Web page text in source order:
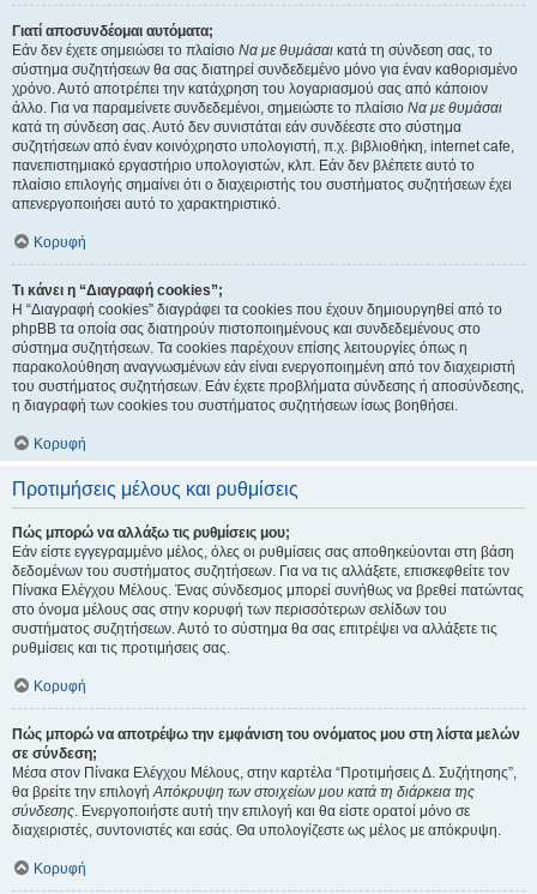
Γιατί αποσυνδέομαι αυτόματα;
Εάν δεν έχετε σημειώσει το πλαίσιο Να με θυμάσαι κατά τη σύνδεση σας, το
σύστημα συζητήσεων θα σας διατηρεί συνδεδεμένο μόνο για έναν καθορισμένο
χρόνο. Αυτό αποτρέπει την κατάχρηση του λογαριασμού σας από κάποιον
άλλο. Για να παραμείνετε συνδεδεμένοι, σημειώστε το πλαίσιο Να με θυμάσαι
κατά τη σύνδεση σας. Αυτό δεν συνιστάται εάν συνδέεστε στο σύστημα
συζητήσεων από έναν κοινόχρηστο υπολογιστή, π.χ. βιβλιοθήκη, internet cafe,
πανεπιστημιακό εργαστήριο υπολογιστών, κλπ. Εάν δεν βλέπετε αυτό το
πλαίσιο επιλογής σημαίνει ότι ο διαχειριστής του συστήματος συζητήσεων έχει
απενεργοποιήσει αυτό το χαρακτηριστικό.
Κορυφή
Τι κάνει η “Διαγραφή cookies”;
Η “Διαγραφή cookies” διαγράφει τα cookies που έχουν δημιουργηθεί από το
phpBB τα οποία σας διατηρούν πιστοποιημένους και συνδεδεμένους στο
σύστημα συζητήσεων. Τα cookies παρέχουν επίσης λειτουργίες όπως η
παρακολούθηση αναγνωσμένων εάν είναι ενεργοποιημένη από τον διαχειριστή
του συστήματος συζητήσεων. Εάν έχετε προβλήματα σύνδεσης ή αποσύνδεσης,
η διαγραφή των cookies του συστήματος συζητήσεων ίσως βοηθήσει.
Κορυφή
Προτιμήσεις μέλους και ρυθμίσεις
Πώς μπορώ να αλλάξω τις ρυθμίσεις μου;
Εάν είστε εγγεγραμμένο μέλος, όλες οι ρυθμίσεις σας αποθηκεύονται στη βάση
δεδομένων του συστήματος συζητήσεων. Για να τις αλλάξετε, επισκεφθείτε τον
Πίνακα Ελέγχου Μέλους. Ένας σύνδεσμος μπορεί συνήθως να βρεθεί πατώντας
στο όνομα μέλους σας στην κορυφή των περισσότερων σελίδων του
συστήματος συζητήσεων. Αυτό το σύστημα θα σας επιτρέψει να αλλάξετε τις
ρυθμίσεις και τις προτιμήσεις σας.
Κορυφή
Πώς μπορώ να αποτρέψω την εμφάνιση του ονόματος μου στη λίστα μελών
σε σύνδεση;
Μέσα στον Πίνακα Ελέγχου Μέλους, στην καρτέλα “Προτιμήσεις Δ. Συζήτησης”,
θα βρείτε την επιλογήΑπόκρυψη των στοιχείων μου κατά τη διάρκεια της
σύνδεσης. Ενεργοποιήστε αυτή την επιλογή και θα είστε ορατοί μόνο σε
διαχειριστές, συντονιστές και εσάς. Θα υπολογίζεστε ως μέλος με απόκρυψη.
Κορυφή